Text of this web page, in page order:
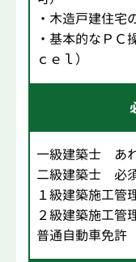
・木造戸建住宅
・基本的なＰＣ
ｃｅｌ）
一級建築士 あ
二級建築士 必
１級建築施工管
２級建築施工管
普通自動車免許